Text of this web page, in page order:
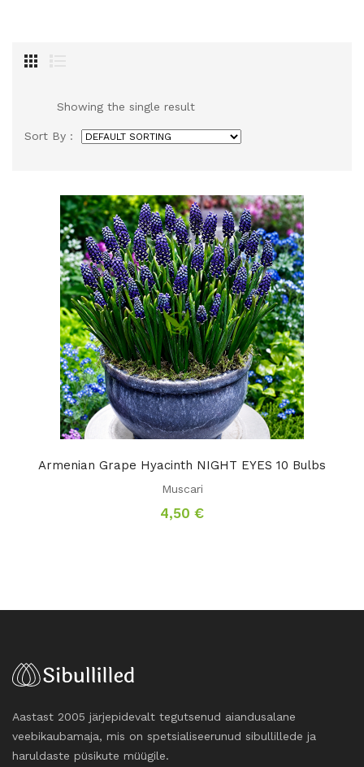
Showing the single result
Sort By :
Armenian Grape Hyacinth NIGHT EYES 10 Bulbs
Muscari
4,50 €
Aastast 2005 järjepidevalt tegutsenud aiandusalane
veebikaubamaja, mis on spetsialiseerunud sibullillede ja
haruldaste püsikute müügile.